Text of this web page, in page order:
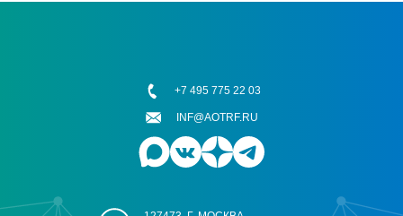
+7 495 775 22 03
INF@AOTRF.RU